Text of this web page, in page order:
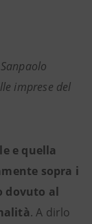
imprese del
e quella
sopra i
dovuto al
. A dirlo